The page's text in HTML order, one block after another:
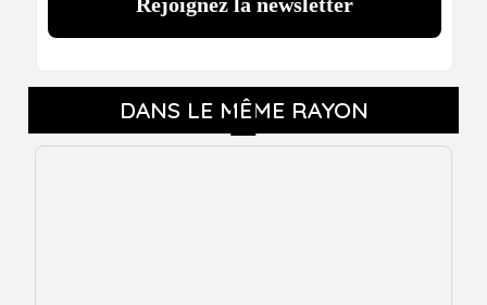
DANS LE MÊME RAYON